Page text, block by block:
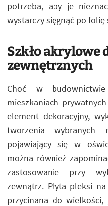
potrzeba, aby je
wystarczy sięgnąć po folię
Szkło akrylowe
zewnętrznych
Choć w
mieszkaniach
element dekoracyjny,
tworzenia
pojawiający się w
można również
zastosowanie przy
zewnątrz. Płyta pleksi
przycinana do